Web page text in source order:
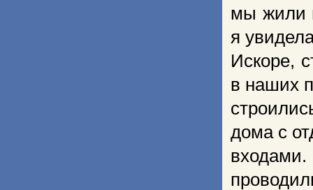
мы жили
я
Искоре,
в наших
дома с